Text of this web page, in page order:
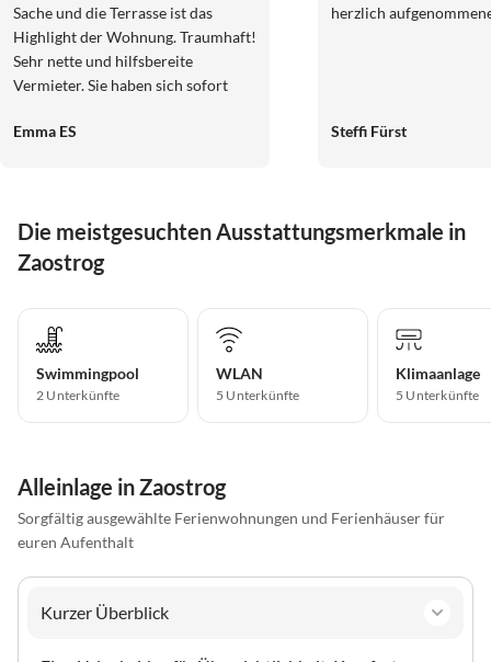
Sache und die Terrasse ist das
Highlight der Wohnung. Traumhaft!
Sehr nette und hilfsbereite
Vermieter. Sie haben sich sofort
gebraucht hat. Das Apartment war
Emma ES
herzlich
Steffi Fürst
Die meistgesuchten Ausstattungsmerkmale in
Zaostrog
Swimmingpool
2 Unterkünfte
WLAN
5 Unterkünfte
Klimaanlage
5 Unterkünfte
Alleinlage in Zaostrog
Sorgfältig ausgewählte Ferienwohnungen und Ferienhäuser für
euren Aufenthalt
Kurzer Überblick